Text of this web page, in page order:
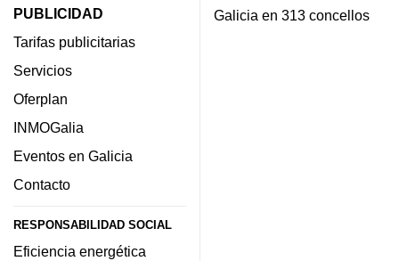
PUBLICIDAD
Tarifas publicitarias
Servicios
Oferplan
INMOGalia
Eventos en Galicia
Contacto
RESPONSABILIDAD SOCIAL
Eficiencia energética
Galicia en 313 concellos